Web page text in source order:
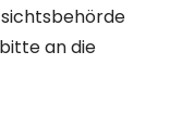
an die